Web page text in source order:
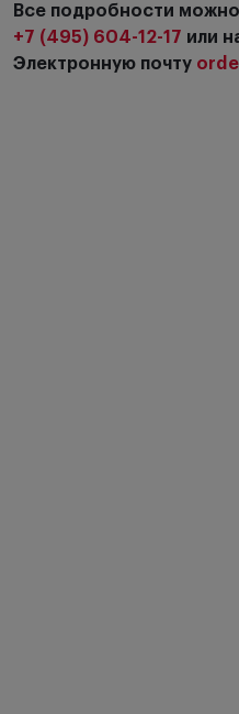
Все подробности
+7 (495) 604-12-17 или
Электронную почту